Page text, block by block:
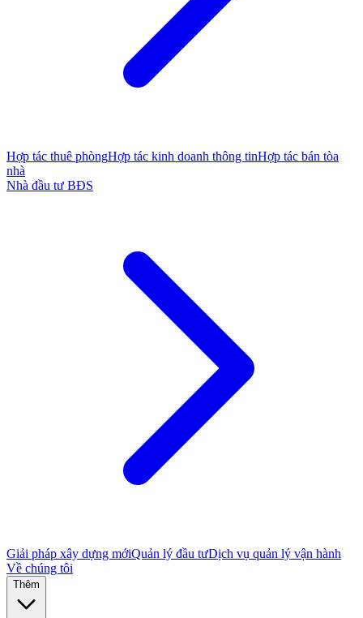
Hợp tác thuê phòngHợp tác kinh doanh thông tinHợp tác bán tòa
nhà
Nhà đầu tư BĐS
Giải pháp xây dựng mớiQuản lý đầu tưDịch vụ quản lý vận hành
Về chúng tôi
Thêm